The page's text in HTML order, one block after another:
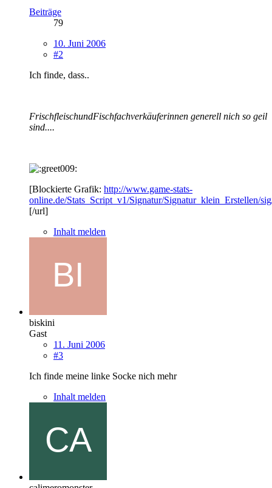
Beiträge
79
10. Juni 2006
#2
Ich finde, dass..
FrischfleischundFischfachverkäuferinnen generell nich so geil
sind....
[Blockierte Grafik: http://www.game-stats-
online.de/Stats_Script_v1/Signatur/Signatur_klein_Erstellen/
[/url]
Inhalt melden
biskini
Gast
11. Juni 2006
#3
Ich finde meine linke Socke nich mehr
Inhalt melden